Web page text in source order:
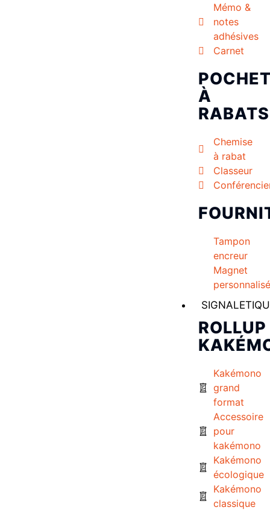
Mémo &
notes
adhésives
Carnet
À
RABATS
Chemise
à rabat
Classeur
Tampon
encreur
Magnet
personnalisé
ROLLUP
Kakémono
grand
format
Accessoire
pour
kakémono
Kakémono
écologique
Kakémono
classique